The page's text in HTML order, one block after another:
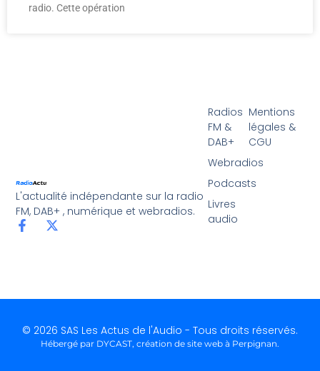
radio. Cette opération
L'actualité indépendante sur la radio
FM, DAB+ , numérique et webradios.
Radios
FM &
DAB+
Webradios
Podcasts
Livres
audio
Mentions
légales &
CGU
© 2026 SAS Les Actus de l'Audio - Tous droits réservés.
Hébergé par DYCAST, création de site web à Perpignan.